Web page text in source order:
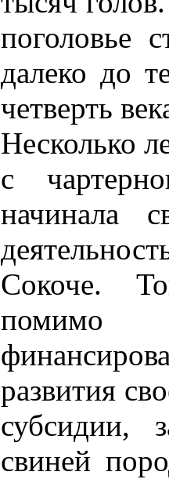
поголовье
далеко до
четверть
Несколько
с
начинала
Сокоче.
помимо
развития
субсидии,
свиней